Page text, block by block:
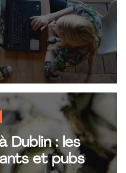
Dublin : les
et pubs